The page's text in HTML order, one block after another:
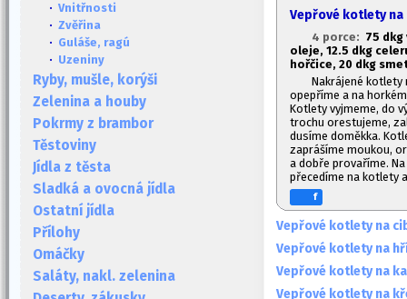
· Vnitřnosti
· Zvěřina
· Guláše, ragú
· Uzeniny
Ryby, mušle, korýši
Zelenina a houby
Pokrmy z brambor
Těstoviny
Jídla z těsta
Sladká a ovocná jídla
Ostatní jídla
Přílohy
Omáčky
Saláty, nakl. zelenina
Vepřové kotlety na
4 porce: 75 dkg
oleje, 12.5 dkg
hořčice, 20 dkg
Nakrájené kotlety
opepříme a na
Kotlety vyjmeme, do
trochu orestujeme,
dusíme doměkka.
zaprášíme moukou,
a dobře provaříme.
přecedíme na kotlety
f
Vepřové kotlety na
Vepřové kotlety na
Vepřové kotlety na
Vepřové kotlety na